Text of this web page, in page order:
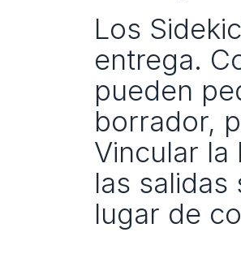
Los
entrega.
pueden
borrador,
Vincular
las
lugar de